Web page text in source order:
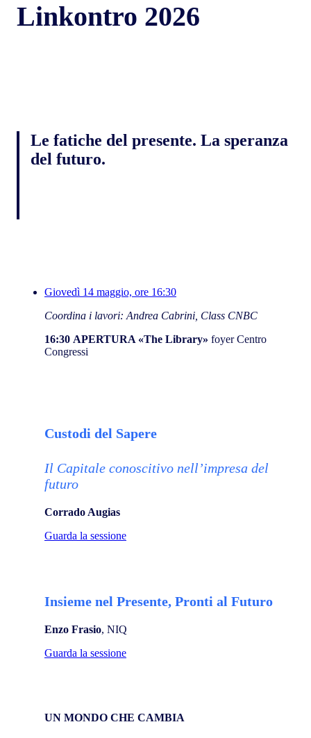
Linkontro 2026
Le fatiche del presente. La speranza
del futuro.
Giovedì 14 maggio, ore 16:30
Coordina i lavori: Andrea Cabrini, Class CNBC
16:30 APERTURA «The Library» foyer Centro
Congressi
Custodi del Sapere
Il Capitale conoscitivo nell’impresa del
futuro
Corrado Augias
Guarda la sessione
Insieme nel Presente, Pronti al Futuro
Enzo Frasio, NIQ
Guarda la sessione
UN MONDO CHE CAMBIA